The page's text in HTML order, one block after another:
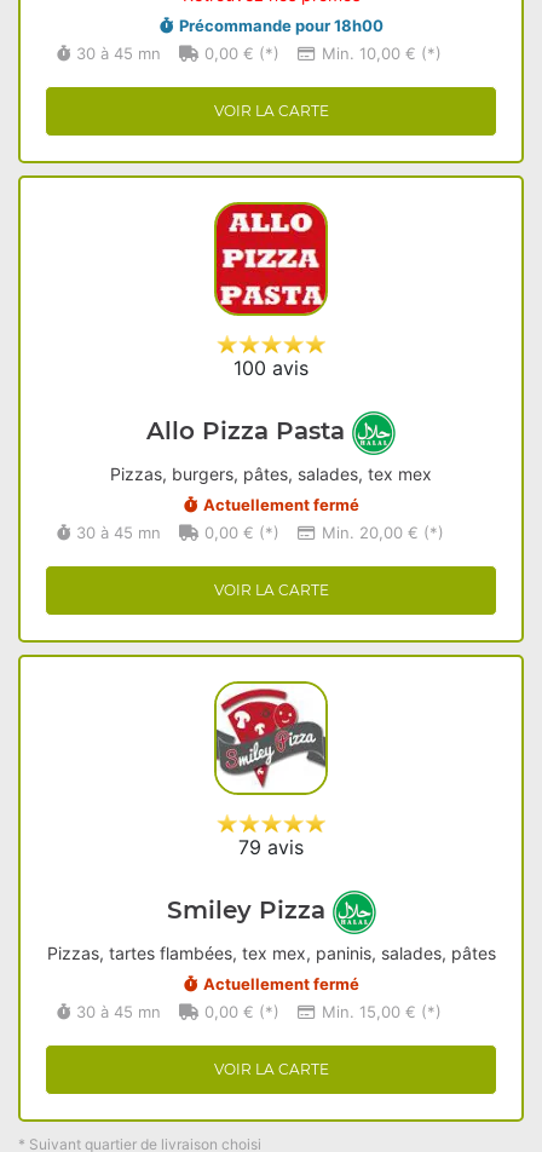
Précommande pour 18h00
30 à 45 mn
0,00 € (*) Min. 10,00 € (*)
VOIR LA CARTE
100 avis
Allo Pizza Pasta
Pizzas, burgers, pâtes, salades, tex mex
Actuellement fermé
30 à 45 mn
0,00 € (*) Min. 20,00 € (*)
VOIR LA CARTE
79 avis
Smiley Pizza
Pizzas, tartes flambées, tex mex, paninis, salades, pâtes
Actuellement fermé
30 à 45 mn
0,00 € (*) Min. 15,00 € (*)
VOIR LA CARTE
* Suivant quartier de livraison choisi